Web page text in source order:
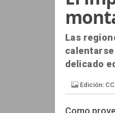
Las
delicado
Como